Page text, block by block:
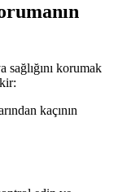
korumak
kaçının